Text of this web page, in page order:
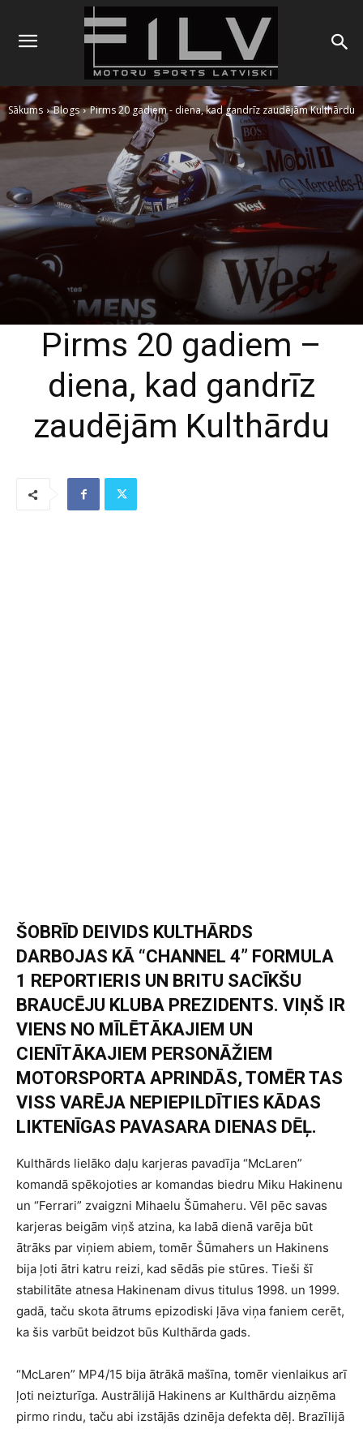
Sākums Blogs Pirms 20 gadiem - diena, kad gandrīz zaudējām Kulthārdu
Pirms 20 gadiem –
diena, kad gandrīz
zaudējām Kulthārdu
ŠOBRĪD DEIVIDS KULTHĀRDS
DARBOJAS KĀ “CHANNEL 4” FORMULA
1 REPORTIERIS UN BRITU SACĪKŠU
BRAUCĒJU KLUBA PREZIDENTS. VIŅŠ IR
VIENS NO MĪLĒTĀKAJIEM UN
CIENĪTĀKAJIEM PERSONĀŽIEM
MOTORSPORTA APRINDĀS, TOMĒR TAS
VISS VARĒJA NEPIEPILDĪTIES KĀDAS
LIKTENĪGAS PAVASARA DIENAS DĒĻ.
Kulthārds lielāko daļu karjeras pavadīja “McLaren”
komandā spēkojoties ar komandas biedru Miku Hakinenu
un “Ferrari” zvaigzni Mihaelu Šūmaheru. Vēl pēc savas
karjeras beigām viņš atzina, ka labā dienā varēja būt
ātrāks par viņiem abiem, tomēr Šūmahers un Hakinens
bija ļoti ātri katru reizi, kad sēdās pie stūres. Tieši šī
stabilitāte atnesa Hakinenam divus titulus 1998. un 1999.
gadā, taču skota ātrums epizodiski ļāva viņa faniem cerēt,
ka šis varbūt beidzot būs Kulthārda gads.
“McLaren” MP4/15 bija ātrākā mašīna, tomēr vienlaikus arī
ļoti neizturīga. Austrālijā Hakinens ar Kulthārdu aizņēma
pirmo rindu, taču abi izstājās dzinēja defekta dēļ. Brazīlijā